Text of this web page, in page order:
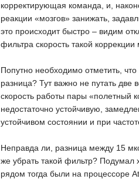
корректирующая команда, и,
реакции «мозгов» занижать,
это происходит быстро – видим
фильтра скорость такой
Попутно необходимо отметить,
разница? Тут важно не путать
скорость работы пары «полетный
недостаточно устойчивую,
устойчивом состоянии и при
Неправда ли, разница между 15
же убрать такой фильтр? Подумал
рядом тогда были на процессоре